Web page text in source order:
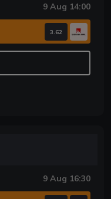
9 Aug 14:00
3.62
9 Aug 16:30